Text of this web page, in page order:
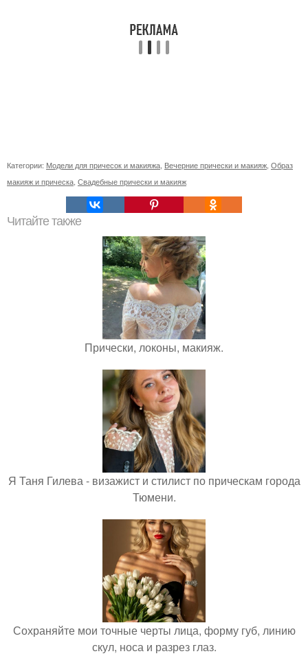
Категории: Модели для причесок и макияжа Вечерние прически и макияж Образ
макияж и прическа Свадебные прически и макияж
Читайте также
Прически, локоны, макияж.
Я Таня Гилева - визажист и стилист по прическам города
Тюмени.
Сохраняйте мои точные черты лица, форму губ, линию
скул, носа и разрез глаз.